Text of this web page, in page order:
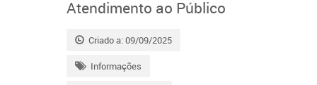
Atendimento ao Público
Criado a: 09/09/2025
Informações